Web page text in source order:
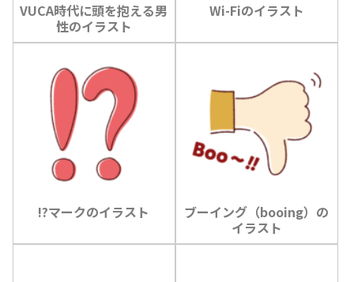
VUCA時代に頭を抱える男
性のイラスト
Wi-Fiのイラスト
!?マークのイラスト
ブーイング（booing）の
イラスト